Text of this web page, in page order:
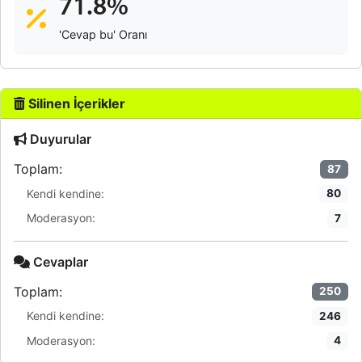
71.8%
'Cevap bu' Oranı
Silinen İçerikler
Duyurular
Toplam:
87
Kendi kendine: 80
Moderasyon: 7
Cevaplar
Toplam:
250
Kendi kendine: 246
Moderasyon: 4